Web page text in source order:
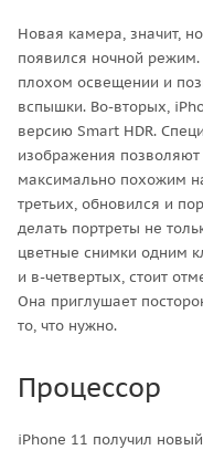
Новая камера, значит,
появился ночной
плохом освещении и
вспышки. Во-вторых,
версию Smart HDR.
изображения позволяют
максимально похожим
третьих, обновился и
делать портреты не
цветные снимки одним
и в-четвертых, стоит
Она приглушает
то, что нужно.
Процессор
iPhone 11 получил